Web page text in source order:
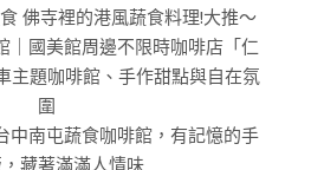
佛寺裡的港風蔬食料理!大推～
｜國美館周邊不限時咖啡店「仁
題咖啡館、手作甜點與自在氛
圍
中南屯蔬食咖啡館，有記憶的手
藏著滿滿人情味